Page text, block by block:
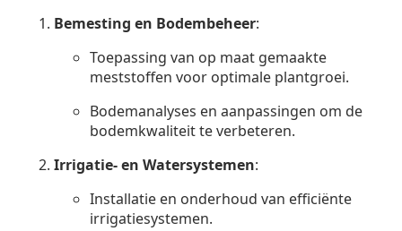
Bemesting en Bodembeheer:
Toepassing van op maat gemaakte
meststoffen voor optimale plantgroei.
Bodemanalyses en aanpassingen om de
bodemkwaliteit te verbeteren.
Irrigatie- en Watersystemen:
Installatie en onderhoud van efficiënte
irrigatiesystemen.